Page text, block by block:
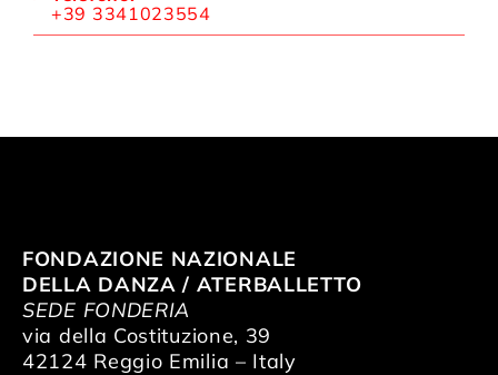
+39 3341023554
FONDAZIONE NAZIONALE
DELLA DANZA / ATERBALLETTO
SEDE FONDERIA
via della Costituzione, 39
42124 Reggio Emilia – Italy